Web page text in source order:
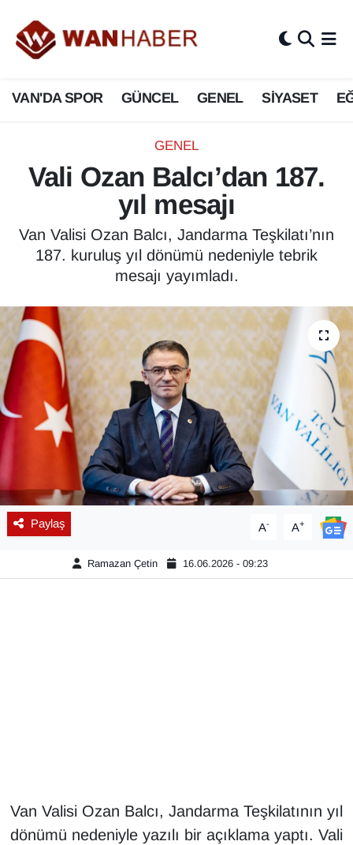
VAN'DA SPOR GÜNCEL GENEL SİYASET
GENEL
Vali Ozan Balcı’dan 187.
yıl mesajı
Van Valisi Ozan Balcı, Jandarma Teşkilatı’nın
187. kuruluş yıl dönümü nedeniyle tebrik
mesajı yayımladı.
Paylaş A- A+
Ramazan Çetin 16.06.2026 - 09:23
Van Valisi Ozan Balcı, Jandarma Teşkilatının yıl
dönümü nedeniyle yazılı bir açıklama yaptı. Vali
3.SAYFA
ASAYİŞ
BİLİM VE TEKNOLOJİ
Biyografi
Bölge Haberleri
ÇEVRE
Dernekler, Odalar
Diğer
DÜNYA
EĞİTİM
EKONOMİ
Emlak
HABERDE İNSAN
Van Nöbetçi Eczaneler
Van Hava Durumu
Van Namaz Vakitleri
Van Trafik Yoğunluk Haritası
Süper Lig Puan Durumu ve Fikstür
Tüm Manşetler
Haber Arşivi